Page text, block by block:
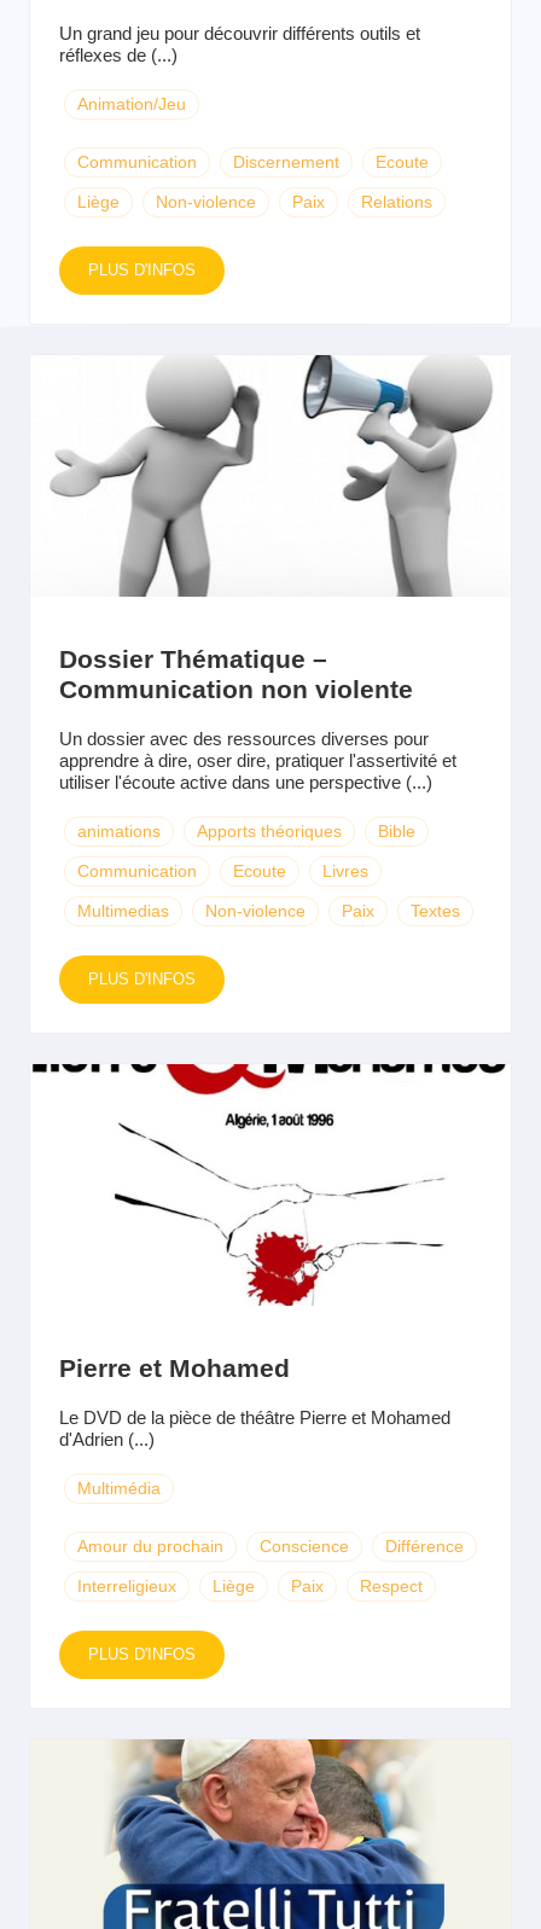
Un grand jeu pour découvrir différents outils et
réflexes de (...)
Animation/Jeu
Communication Discernement Ecoute
Liège Non-violence Paix Relations
PLUS D'INFOS
Dossier Thématique –
Communication non violente
Un dossier avec des ressources diverses pour
apprendre à dire, oser dire, pratiquer l'assertivité et
utiliser l'écoute active dans une perspective (...)
animations Apports théoriques Bible
Communication Ecoute Livres
Multimedias Non-violence Paix Textes
PLUS D'INFOS
Pierre et Mohamed
Le DVD de la pièce de théâtre Pierre et Mohamed
d'Adrien (...)
Multimédia
Amour du prochain Conscience Différence
Interreligieux Liège Paix Respect
PLUS D'INFOS